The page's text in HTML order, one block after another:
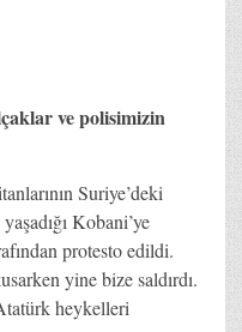
ve polisimizin
Suriye’deki
Kobani’ye
protesto edildi.
yine bize saldırdı.
heykelleri